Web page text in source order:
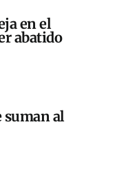
en el
abatido
suman al